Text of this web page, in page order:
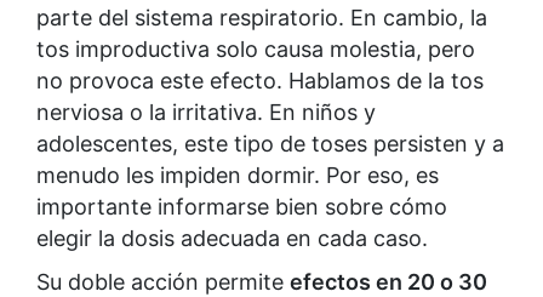
parte del sistema respiratorio. En cambio, la
tos improductiva solo causa molestia, pero
no provoca este efecto. Hablamos de la tos
nerviosa o la irritativa. En niños y
adolescentes, este tipo de toses persisten y a
menudo les impiden dormir. Por eso, es
importante informarse bien sobre cómo
elegir la dosis adecuada en cada caso.
Su doble acción permite efectos en 20 o 30